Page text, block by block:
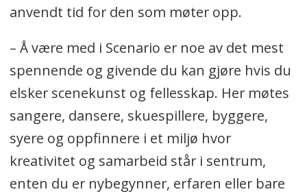
anvendt tid for den som møter opp.
– Å være med i Scenario er noe av det mest
spennende og givende du kan gjøre hvis du
elsker scenekunst og fellesskap. Her møtes
sangere, dansere, skuespillere, byggere,
syere og oppfinnere i et miljø hvor
kreativitet og samarbeid står i sentrum,
enten du er nybegynner, erfaren eller bare